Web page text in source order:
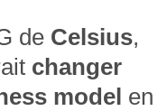
de Celsius,
changer
model en